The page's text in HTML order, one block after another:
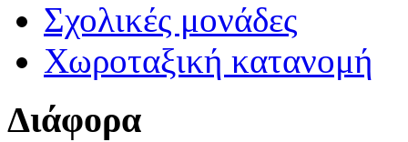
Σχολικές μονάδες
Χωροταξική κατανομή
Διάφορα